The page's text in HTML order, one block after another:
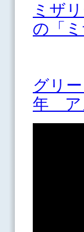
ミザ
の「
グリ
年 ア